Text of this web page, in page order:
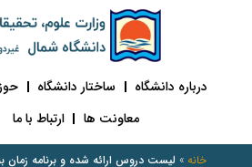
درباره دانشگاه ساختار دانشگاه
معاونت ها
ارتباط با ما
خانه » لیست دروس ارائه شده و برنامه زمان